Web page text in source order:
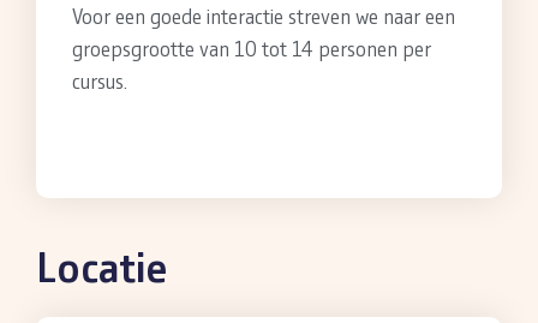
Voor een goede interactie streven we naar een
groepsgrootte van 10 tot 14 personen per
cursus.
Locatie